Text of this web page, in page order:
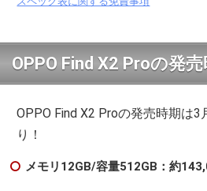
OPPO Find X2 Proの発
OPPO Find X2 Proの発売時期は
り！
メモリ12GB/容量512GB：約